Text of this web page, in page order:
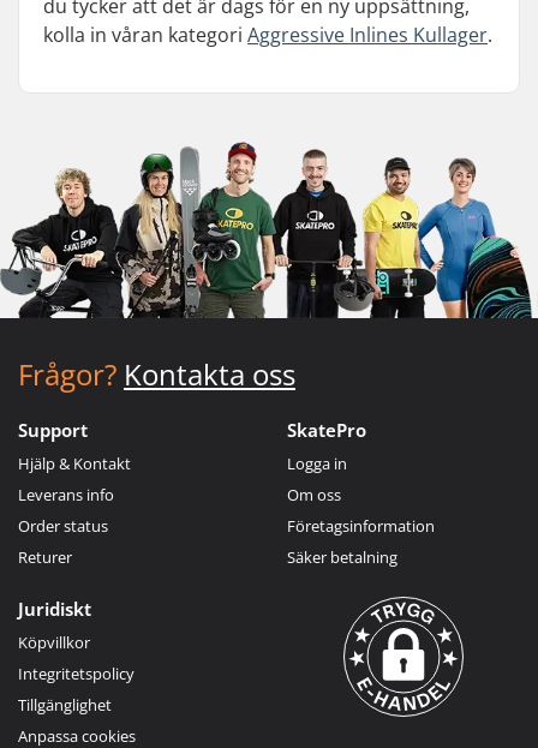
du tycker att det är dags för en ny uppsättning,
kolla in våran kategori Aggressive Inlines Kullager.
Frågor? Kontakta oss
Support
Hjälp & Kontakt
Leverans info
Order status
Returer
SkatePro
Logga in
Om oss
Företagsinformation
Säker betalning
Juridiskt
Köpvillkor
Integritetspolicy
Tillgänglighet
Anpassa cookies